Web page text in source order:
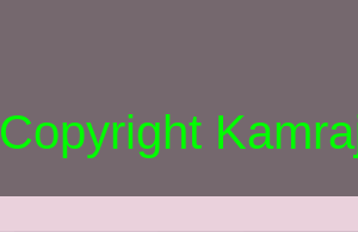
Copyright